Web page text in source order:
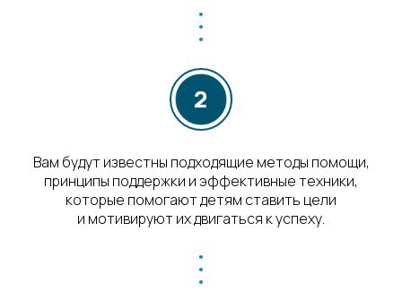
Вам будут известны подходящие методы помощи,
принципы поддержки и эффективные техники,
которые помогают детям ставить цели
и мотивируют их двигаться к успеху.